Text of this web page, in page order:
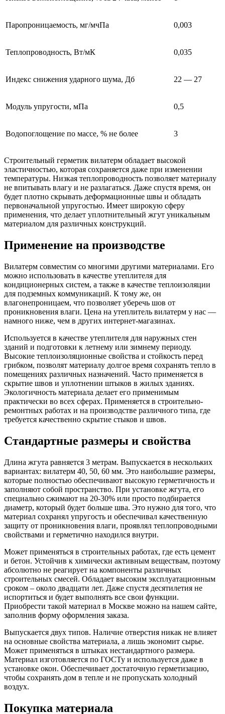
Паропроницаемость, мг/мчПа 0,003
Теплопроводность, Вт/мК 0,035
Индекс снижения ударного шума, Дб 22 — 27
Модуль упругости, мПа 0,5
Водопоглощение по массе, % не более 3
Строительный герметик вилатерм обладает высокой
эластичностью, которая сохраняется даже при изменении
температуры. Низкая теплопроводность позволяет материалу
не впитывать влагу и не разлагаться. Даже спустя время, он
будет плотно скрывать деформационные швы и обладать
первоначальной упругостью. Имеет широкую сферу
применения, что делает уплотнительный жгут уникальным
материалом для различных конструкций.
Применение на производстве
Вилатерм совместим со многими другими материалами. Его
можно использовать в качестве утеплителя для
кондиционерных систем, а также в качестве теплоизоляции
для подземных коммуникаций. К тому же, он
влагонепроницаем, что позволяет уберечь шов от
проникновения влаги. Цена на утеплитель вилатерм у нас —
намного ниже, чем в других интернет-магазинах.
Используется в качестве утеплителя для наружных стен
зданий и подготовки к летнему или зимнему периоду.
Высокие теплоизоляционные свойства и стойкость перед
грибком, позволят материалу долгое время сохранять тепло в
помещениях различных назначений. Часто применяется в
скрытие швов и уплотнении штыков в жилых зданиях.
Экологичность материала делает его применимым
практически во всех сферах. Применяется в строительно-
ремонтных работах и на производстве различного типа, где
требуется качественно скрытие стыков и швов.
Стандартные размеры и свойства
Длина жгута равняется 3 метрам. Выпускается в нескольких
вариантах: вилатерм 40, 50, 60 мм. Это наибольшие размеры,
которые полностью обеспечивают высокую герметичность и
заполняют собой пространство. При установке жгута, его
специально сжимают на 20-30% или просто подбирается
диаметр, который будет больше шва. Это нужно для того, что
материал сохранял упругость и обеспечивал качественную
защиту от проникновения влаги, проявлял теплопроводными
свойствами и герметично находился внутри.
Может применяться в строительных работах, где есть цемент
и бетон. Устойчив к химически активным веществам, поэтому
абсолютно не реагирует на компоненты различных
строительных смесей. Обладает высоким эксплуатационным
сроком – около двадцати лет. Даже спустя десятилетия не
испортиться и будет выполнять все свои функции.
Приобрести такой материал в Москве можно на нашем сайте,
заполнив форму оформления заказа.
Выпускается двух типов. Наличие отверстия никак не влияет
на основные свойства материала, а лишь экономит сырье.
Может применяться в штыках нестандартного размера.
Материал изготовляется по ГОСТу и используется даже в
установке окон. Обеспечивает достаточную герметизацию,
чтобы сохранять дом в тепле и не пропускать холодный
воздух.
Покупка материала